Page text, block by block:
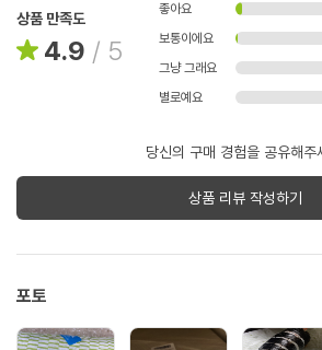
상품 만족도
4.9 / 5
좋아요
보통이에요
그냥 그래요
별로예요
당신의 구매 경험을 공유해주
상품 리뷰 작성하기
포토